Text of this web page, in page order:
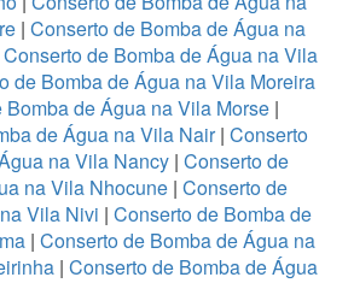
| Conserto de Bomba de Água na
Conserto de Bomba de Água na Vila
de Bomba de Água na Vila Moreira
Bomba de Água na Vila Morse |
de Água na Vila Nair| Conserto
na Vila Nancy | Conserto de
na Vila Nhocune| Conserto de
Vila Nivi | Conserto de Bomba de
| Conserto de Bomba de Água na
| Conserto de Bomba de Água